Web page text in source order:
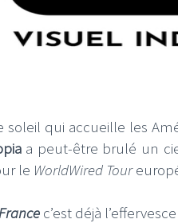
soleil qui accueille les
a peut-être brulé un
le WorldWired Tour
c’est déjà